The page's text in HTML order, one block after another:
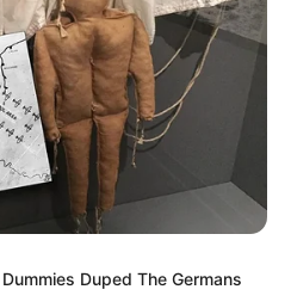
VIA AL LLANO
DE MEDELLÍN
DE AGUA
Duped The Germans